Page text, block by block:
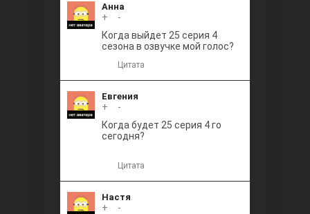
Анна
+
-
Когда выйдет 25 серия 4
сезона в озвучке мой голос?
Цитата
Евгения
+
-
Когда будет 25 серия 4 го
сегодня?
Цитата
Настя
+
-